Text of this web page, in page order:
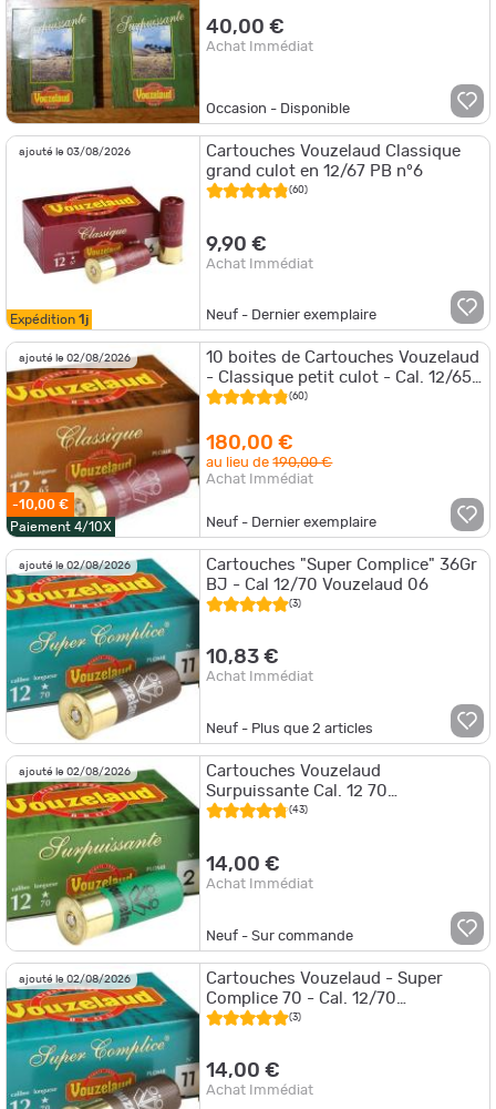
40,00 €
Achat Immédiat
Occasion - Disponible
ajouté le 03/08/2026
Expédition 1j
Cartouches Vouzelaud Classique
grand culot en 12/67 PB n°6
(60)
9,90 €
Achat Immédiat
Neuf - Dernier exemplaire
ajouté le 02/08/2026
-10,00 €
Paiement 4/10X
10 boites de Cartouches Vouzelaud
- Classique petit culot - Cal. 12/65
N°6 + 10 Complices 12/65 N°6
(60)
180,00 €
au lieu de190,00 €
Achat Immédiat
Neuf - Dernier exemplaire
ajouté le 02/08/2026
Cartouches "Super Complice" 36Gr
BJ - Cal 12/70 Vouzelaud 06
(3)
10,83 €
Achat Immédiat
Neuf - Plus que2 articles
ajouté le 02/08/2026
Cartouches Vouzelaud
Surpuissante Cal. 12 70
VOUZELAUD SURPUISSANTE
(43)
14,00 €
Achat Immédiat
Neuf - Sur commande
ajouté le 02/08/2026
Cartouches Vouzelaud - Super
Complice 70 - Cal. 12/70
VOUZELAUD - SUPER COMPLICE
(3)
14,00 €
Achat Immédiat